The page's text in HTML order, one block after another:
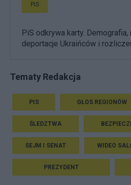
PiS
PiS odkrywa karty. Demografia,
deportacje Ukraińców i
Tematy Redakcja
PIS GŁOS REGIONÓW
ŚLEDZTWA
SEJM I SENAT WIDEO
PREZYDENT